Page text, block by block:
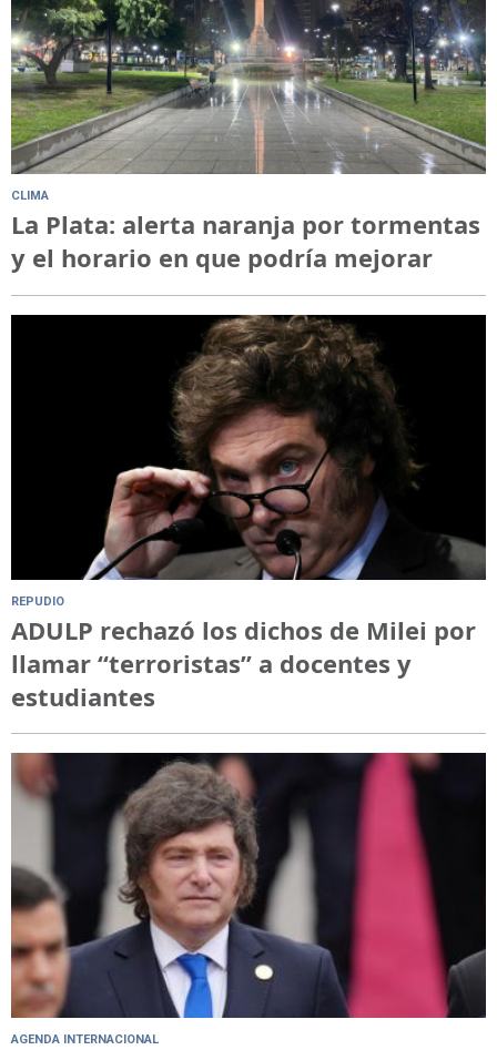
CLIMA
La Plata: alerta naranja por tormentas
y el horario en que podría mejorar
REPUDIO
ADULP rechazó los dichos de Milei por
llamar “terroristas” a docentes y
estudiantes
AGENDA INTERNACIONAL